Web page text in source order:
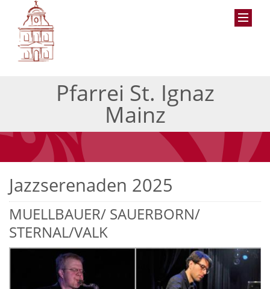
Pfarrei St. Ignaz
Mainz
Jazzserenaden 2025
MUELLBAUER/ SAUERBORN/
STERNAL/VALK